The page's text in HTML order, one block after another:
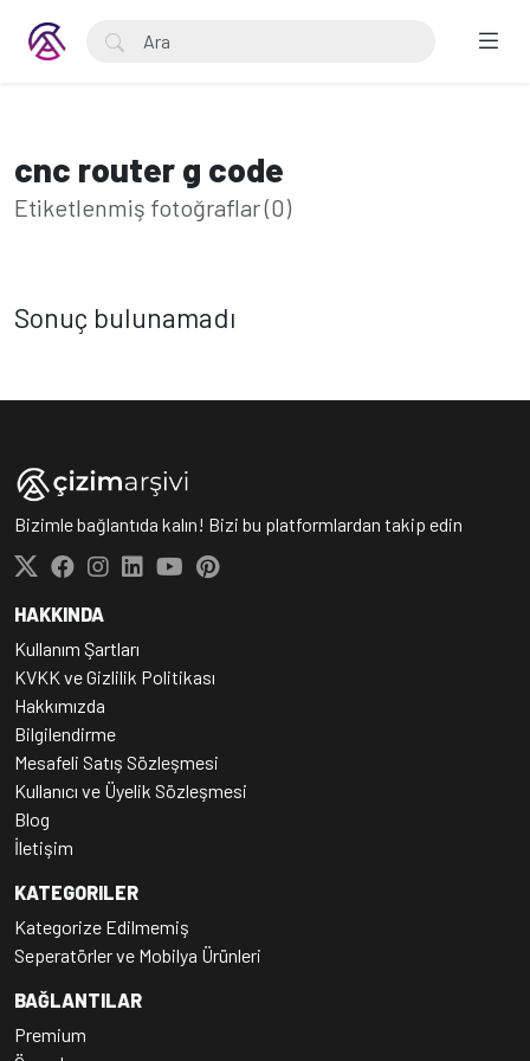
cnc router g code
Etiketlenmiş fotoğraflar (0)
Sonuç bulunamadı
Bizimle bağlantıda kalın! Bizi bu platformlardan takip edin
HAKKINDA
Kullanım Şartları
KVKK ve Gizlilik Politikası
Hakkımızda
Bilgilendirme
Mesafeli Satış Sözleşmesi
Kullanıcı ve Üyelik Sözleşmesi
Blog
İletişim
KATEGORILER
Kategorize Edilmemiş
Seperatörler ve Mobilya Ürünleri
BAĞLANTILAR
Premium